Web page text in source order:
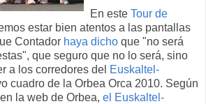
En este Tour de
estar bien atentos a las pantallas
Contador haya dicho que "no será
que seguro que no lo será, sino
a los corredores del Euskaltel-
cuadro de la Orbea Orca 2010. Según
la web de Orbea, el Euskaltel-